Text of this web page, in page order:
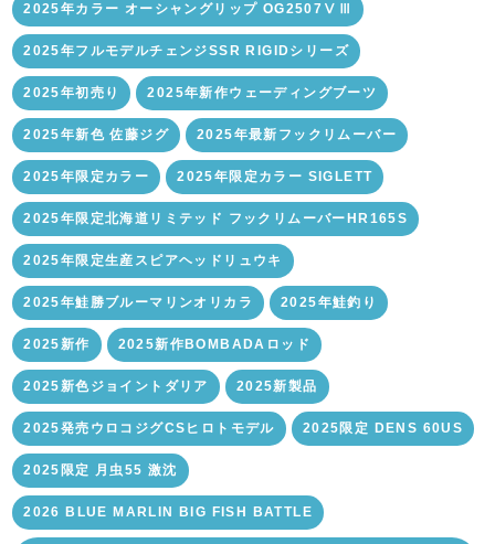
2025年カラー オーシャングリップ OG2507ⅤⅢ
2025年フルモデルチェンジSSR RIGIDシリーズ
2025年初売り 2025年新作ウェーディングブーツ
2025年新色 佐藤ジグ 2025年最新フックリムーバー
2025年限定カラー 2025年限定カラー SIGLETT
2025年限定北海道リミテッド フックリムーバーHR165S
2025年限定生産スピアヘッドリュウキ
2025年鮭勝ブルーマリンオリカラ 2025年鮭釣り
2025新作 2025新作BOMBADAロッド
2025新色ジョイントダリア 2025新製品
2025発売ウロコジグCSヒロトモデル 2025限定 DENS 60US
2025限定 月虫55 激沈
2026 BLUE MARLIN BIG FISH BATTLE